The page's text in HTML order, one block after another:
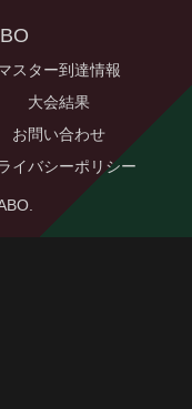
スター到達情報
大会結果
お問い合わせ
イバシーポリシー